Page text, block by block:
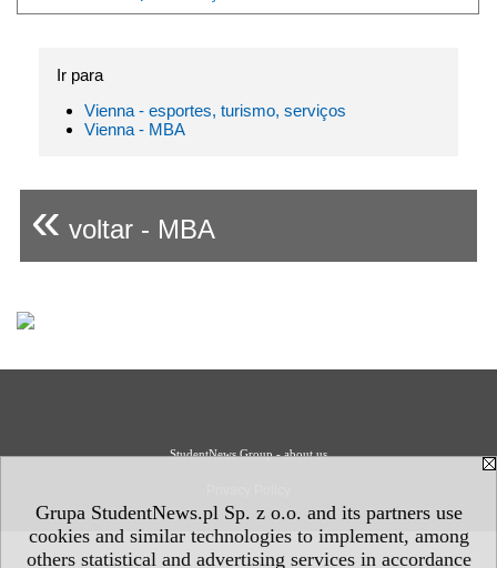
Grupa StudentNews.pl Sp. z o.o. and its partners use
cookies and similar technologies to implement, among
others statistical and advertising services in accordance
Ir para
Vienna - esportes, turismo, serviços
Vienna - MBA
« voltar - MBA
StudentNews Group - about us